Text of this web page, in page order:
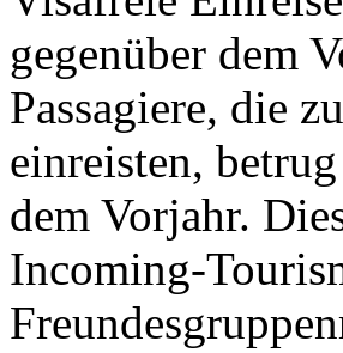
gegenüber dem
Passagiere, die
einreisten,
dem Vorjahr.
Incoming-